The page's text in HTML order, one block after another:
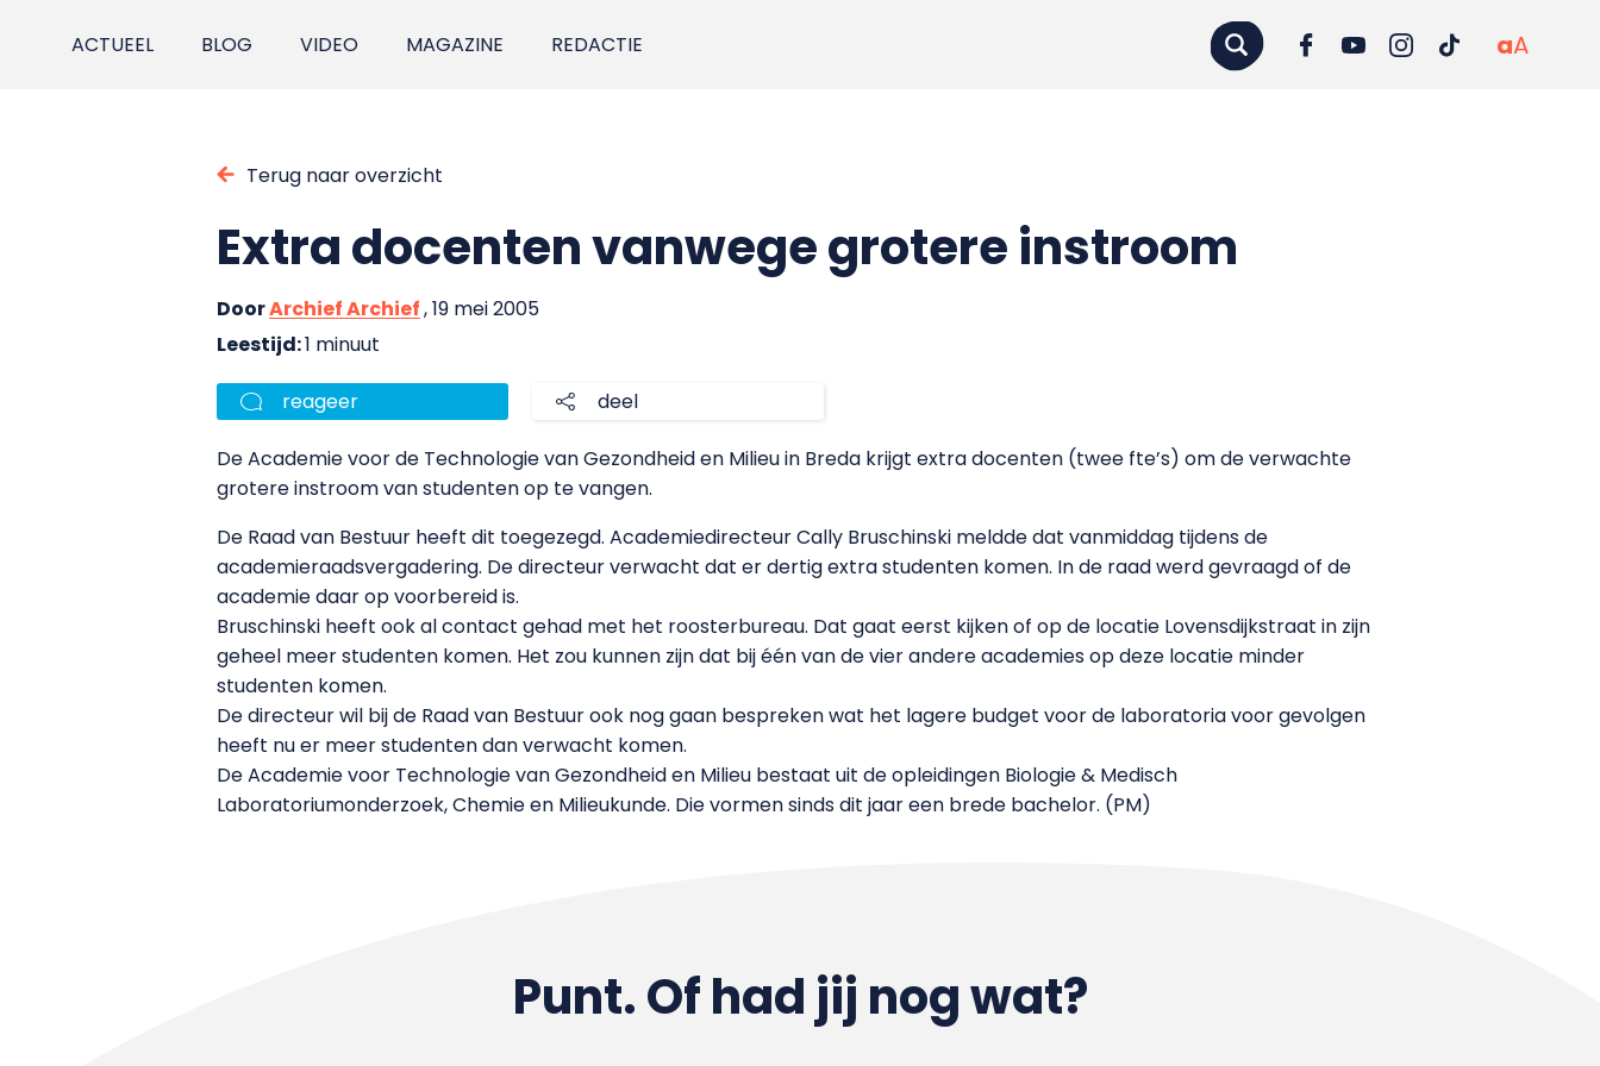
ACTUEEL BLOG VIDEO MAGAZINE REDACTIE aA
Terug naar overzicht
Extra docenten vanwege grotere instroom
DoorArchief Archief, 19 mei 2005
Leestijd:1 minuut
reageer deel
De Academie voor de Technologie van Gezondheid en Milieu in Breda krijgt extra docenten (twee fte’s) om de verwachte
grotere instroom van studenten op te vangen.
De Raad van Bestuur heeft dit toegezegd. Academiedirecteur Cally Bruschinski meldde dat vanmiddag tijdens de
academieraadsvergadering. De directeur verwacht dat er dertig extra studenten komen. In de raad werd gevraagd of de
academie daar op voorbereid is.
Bruschinski heeft ook al contact gehad met het roosterbureau. Dat gaat eerst kijken of op de locatie Lovensdijkstraat in zijn
geheel meer studenten komen. Het zou kunnen zijn dat bij één van de vier andere academies op deze locatie minder
studenten komen.
De directeur wil bij de Raad van Bestuur ook nog gaan bespreken wat het lagere budget voor de laboratoria voor gevolgen
heeft nu er meer studenten dan verwacht komen.
De Academie voor Technologie van Gezondheid en Milieu bestaat uit de opleidingen Biologie & Medisch
Laboratoriumonderzoek, Chemie en Milieukunde. Die vormen sinds dit jaar een brede bachelor. (PM)
Punt. Of had jij nog wat?